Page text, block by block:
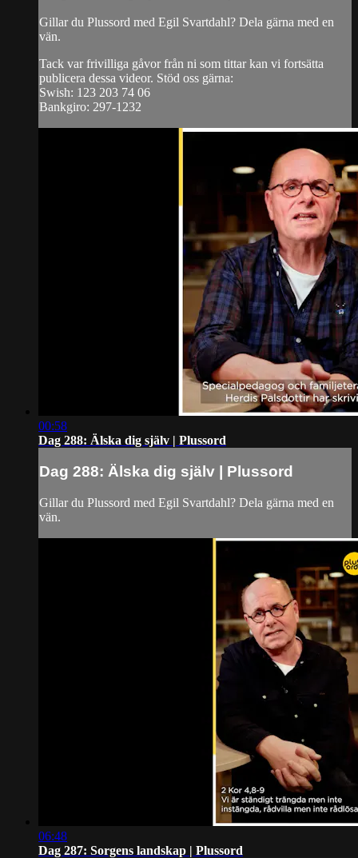
Gillar du Plussord med Egil Svartdahl? Dela gärna med en
vän.
Tack var frivilliga gåvor från ni som tittar kan vi fortsätta
publicera dessa videor. Stöd oss gärna:
Swish: 123 203 74 06
Bankgiro: 297-1232
00:58
Dag 288: Älska dig själv | Plussord
Dag 288: Älska dig själv | Plussord
Gillar du Plussord med Egil Svartdahl? Dela gärna med en
vän.
06:48
Dag 287: Sorgens landskap | Plussord